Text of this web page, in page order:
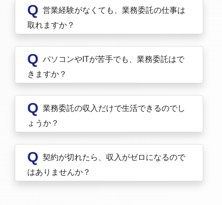
Q 営業経験がなくても、業務委託の仕事は
取れますか？
Q パソコンやITが苦手でも、業務委託はで
きますか？
Q 業務委託の収入だけで生活できるのでし
ょうか？
Q 契約が切れたら、収入がゼロになるので
はありませんか？